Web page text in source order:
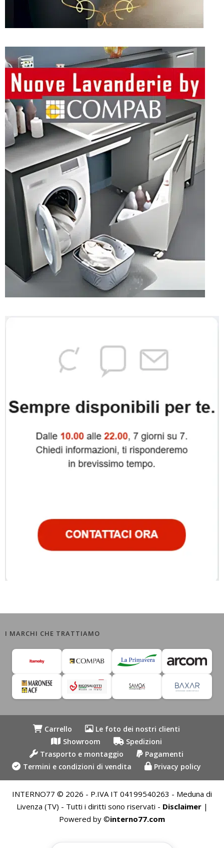
I MARCHI CHE TRATTIAMO
Carrello
Le foto dei nostri clienti
Showroom
Spedizioni
Trasporto e montaggio
Pagamenti
Termini e condizioni di vendita
Privacy policy
INTERNO77 © 2026 - P.IVA IT 04199540263 - Meduna di
Livenza (TV) - Tutti i diritti sono riservati - Disclaimer|
Powered by ©interno77.com